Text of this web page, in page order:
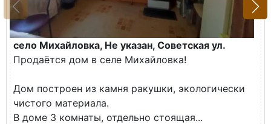
село Михайловка, Не указан, Советская ул.
Продаётся дом в селе Михайловка!
Дом построен из камня ракушки, экологически
чистого материала.
В доме 3 комнаты, отдельно стоящая...